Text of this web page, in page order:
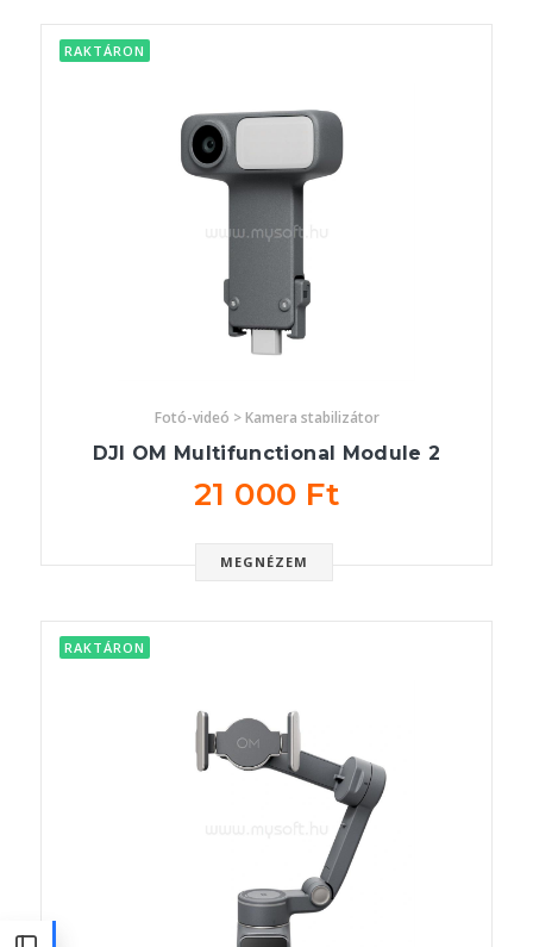
RAKTÁRON
Fotó-videó > Kamera stabilizátor
DJI OM Multifunctional Module 2
21 000 Ft
MEGNÉZEM
RAKTÁRON